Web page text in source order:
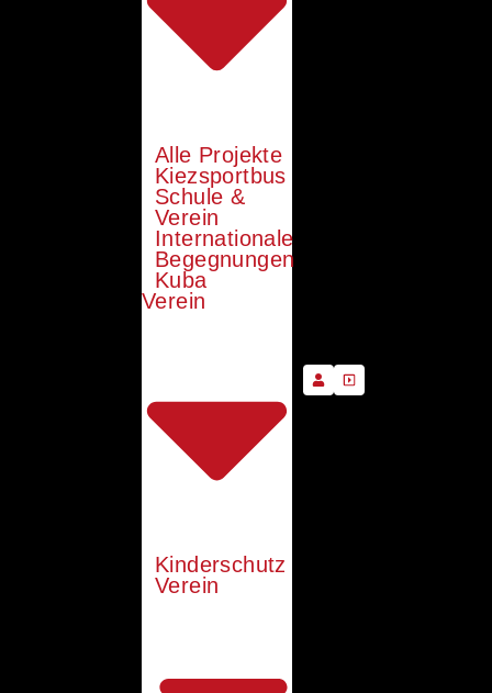
Alle Projekte
Kiezsportbus
Schule &
Verein
Internationale
Begegnungen
Kuba
Verein
Kinderschutz
Verein